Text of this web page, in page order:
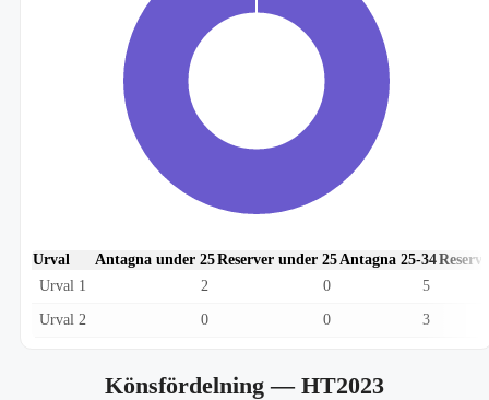
Urval Antagna under 25Reserver under 25 Antagna 25-34
Urval 1
2 0 5
Urval 2 0 0 3
Könsfördelning— HT2023